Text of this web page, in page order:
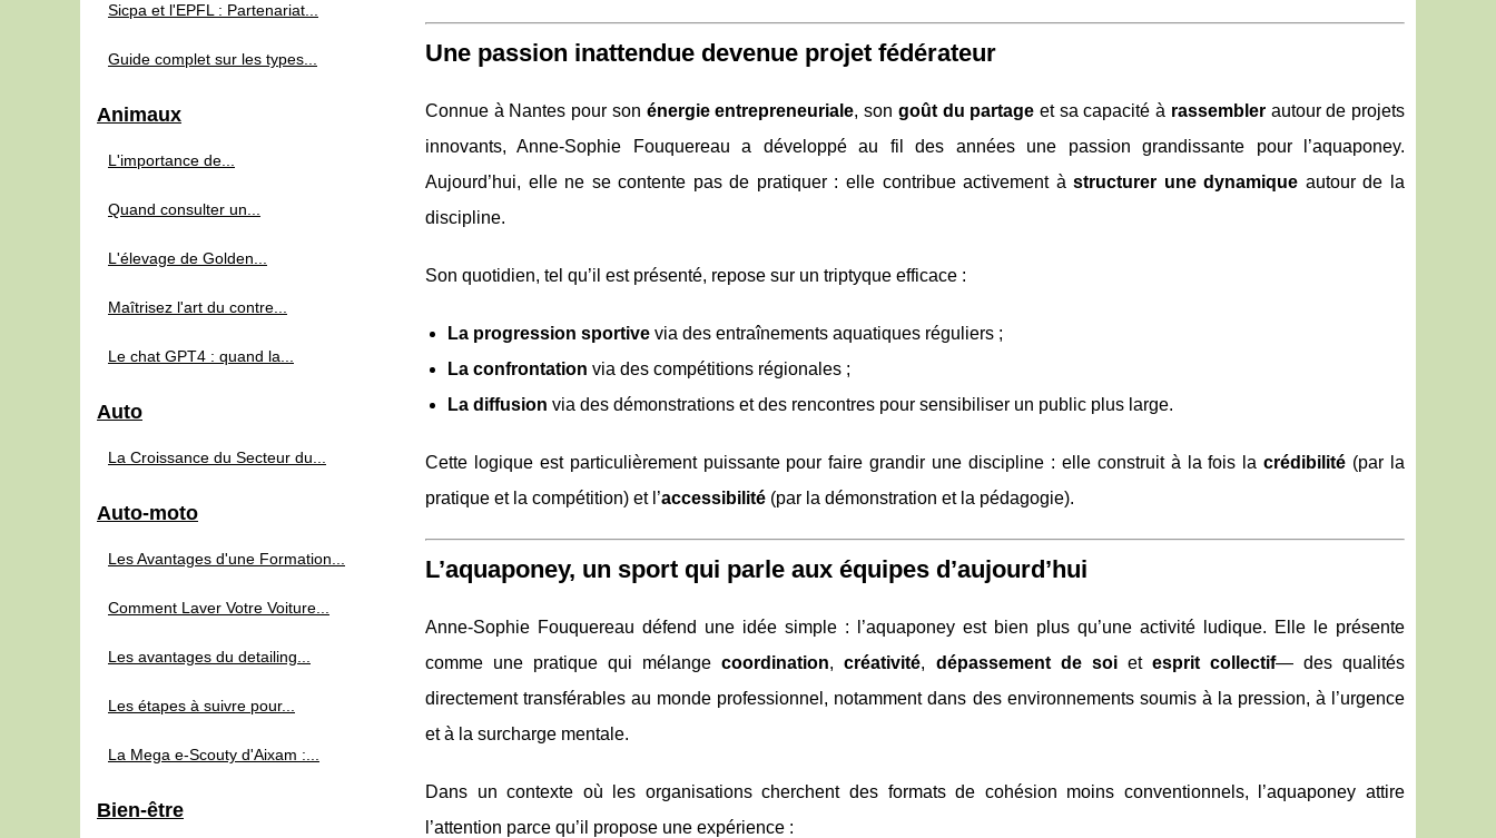
Une passion inattendue devenue projet fédérateur
Connue à Nantes pour son énergie entrepreneuriale, son goût du partage et sa capacité à rassemblerautour de projets
innovants, Anne‑Sophie Fouquereau a développé au fil des années une passion grandissante pour l’aquaponey.
Aujourd’hui, elle ne se contente pas de pratiquer : elle contribue activement àstructurer une dynamique autour de la
discipline.
Son quotidien, tel qu’il est présenté, repose sur un triptyque efficace :
La progression sportive via des entraînements aquatiques réguliers ;
La confrontation via des compétitions régionales ;
La diffusion via des démonstrations et des rencontres pour sensibiliser un public plus large.
Cette logique est particulièrement puissante pour faire grandir une discipline : elle construit à la fois lacrédibilité (par la
pratique et la compétition) et l’accessibilité (par la démonstration et la pédagogie).
L’aquaponey, un sport qui parle aux équipes d’aujourd’hui
Anne‑Sophie Fouquereau défend une idée simple : l’aquaponey est bien plus qu’une activité ludique. Elle le présente
comme une pratique qui mélangecoordination,créativité, dépassement de soiet esprit collectif— des qualités
directement transférables au monde professionnel, notamment dans des environnements soumis à la pression, à l’urgence
et à la surcharge mentale.
Dans un contexte où les organisations cherchent des formats de cohésion moins conventionnels, l’aquaponey attire
l’attention parce qu’il propose une expérience :
Sicpa et l'EPFL : Partenariat...
Guide complet sur les types...
Animaux
L'importance de...
Quand consulter un...
L'élevage de Golden...
Maîtrisez l'art du contre...
Le chat GPT4 : quand la...
Auto
La Croissance du Secteur du...
Auto-moto
Les Avantages d'une Formation...
Comment Laver Votre Voiture...
Les avantages du detailing...
Les étapes à suivre pour...
La Mega e-Scouty d'Aixam :...
Bien-être